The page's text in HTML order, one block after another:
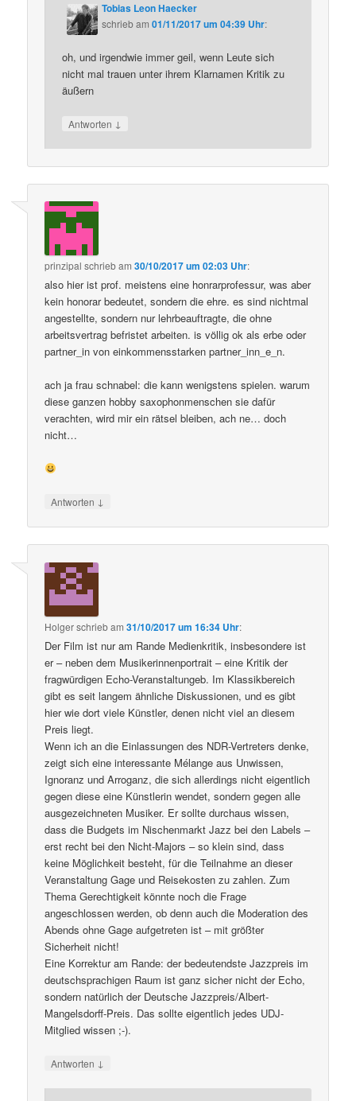
Tobias Leon Haecker
schriebam01/11/2017 um 04:39 Uhr:
oh, und irgendwie immer geil, wenn Leute sich
nicht mal trauen unter ihrem Klarnamen Kritik zu
äußern
Antworten ↓
prinzipal schriebam30/10/2017 um 02:03 Uhr:
also hier ist prof. meistens eine honrarprofessur, was aber
kein honorar bedeutet, sondern die ehre. es sind nichtmal
angestellte, sondern nur lehrbeauftragte, die ohne
arbeitsvertrag befristet arbeiten. is völlig ok als erbe oder
partner_in von einkommensstarken partner_inn_e_n.
ach ja frau schnabel: die kann wenigstens spielen. warum
diese ganzen hobby saxophonmenschen sie dafür
verachten, wird mir ein rätsel bleiben, ach ne… doch
nicht…
Antworten ↓
Holgerschriebam31/10/2017 um 16:34 Uhr:
Der Film ist nur am Rande Medienkritik, insbesondere ist
er – neben dem Musikerinnenportrait – eine Kritik der
fragwürdigen Echo-Veranstaltungeb. Im Klassikbereich
gibt es seit langem ähnliche Diskussionen, und es gibt
hier wie dort viele Künstler, denen nicht viel an diesem
Preis liegt.
Wenn ich an die Einlassungen des NDR-Vertreters denke,
zeigt sich eine interessante Mélange aus Unwissen,
Ignoranz und Arroganz, die sich allerdings nicht eigentlich
gegen diese eine Künstlerin wendet, sondern gegen alle
ausgezeichneten Musiker. Er sollte durchaus wissen,
dass die Budgets im Nischenmarkt Jazz bei den Labels –
erst recht bei den Nicht-Majors – so klein sind, dass
keine Möglichkeit besteht, für die Teilnahme an dieser
Veranstaltung Gage und Reisekosten zu zahlen. Zum
Thema Gerechtigkeit könnte noch die Frage
angeschlossen werden, ob denn auch die Moderation des
Abends ohne Gage aufgetreten ist – mit größter
Sicherheit nicht!
Eine Korrektur am Rande: der bedeutendste Jazzpreis im
deutschsprachigen Raum ist ganz sicher nicht der Echo,
sondern natürlich der Deutsche Jazzpreis/Albert-
Mangelsdorff-Preis. Das sollte eigentlich jedes UDJ-
Mitglied wissen ;-).
Antworten ↓